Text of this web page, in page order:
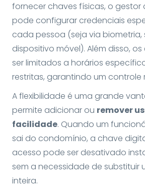
fornecer chaves físicas, o
pode configurar credenciais
cada pessoa (seja via biometria,
dispositivo móvel). Além disso,
ser limitados a horários
restritas, garantindo um controle
A flexibilidade é uma grande
permite adicionar ou remover
facilidade. Quando um
sai do condomínio, a chave
acesso pode ser desativado
sem a necessidade de substituir
inteira.